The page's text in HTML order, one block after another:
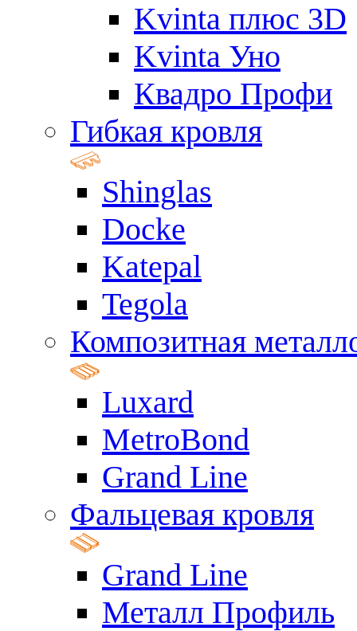
Kvinta плюс 3D
Kvinta Уно
Квадро Профи
Гибкая кровля
Shinglas
Docke
Katepal
Tegola
Композитная
Luxard
MetroBond
Grand Line
Фальцевая кровля
Grand Line
Металл Профиль